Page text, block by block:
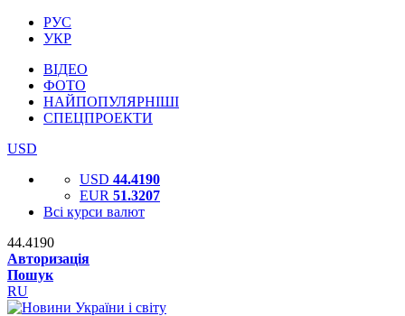
РУС
УКР
ВІДЕО
ФОТО
НАЙПОПУЛЯРНІШІ
СПЕЦПРОЕКТИ
USD
USD 44.4190
EUR 51.3207
Всі курси валют
44.4190
Авторизація
Пошук
RU